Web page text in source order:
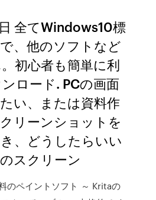
全てWindows10標
、他のソフトなど
初心者も簡単に利
ロード. PCの画面
い、または資料作
リーンショットを
、どうしたらいい
スクリーン
のペイントソフト ～ Kritaの